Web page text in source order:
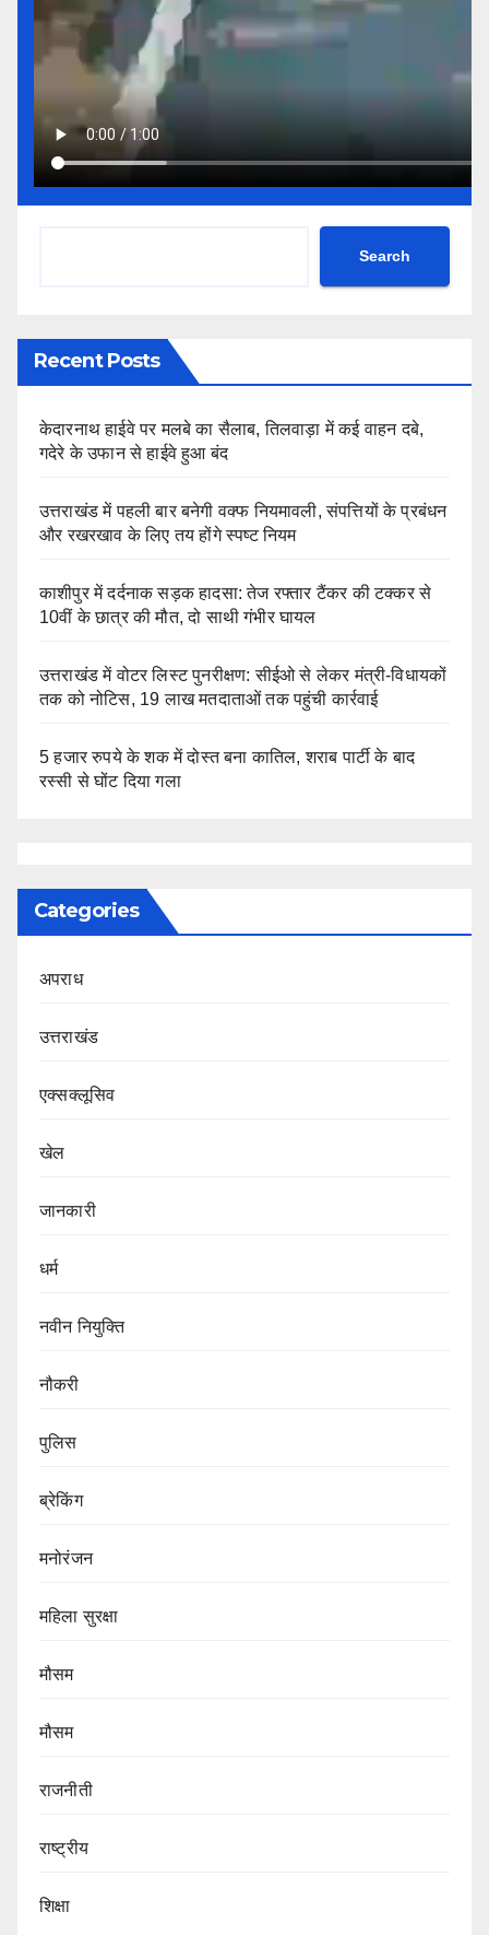
Search
Recent Posts
केदारनाथ हाईवे पर मलबे का सैलाब, तिलवाड़ा में कई वाहन दबे,
गदेरे के उफान से हाईवे हुआ बंद
उत्तराखंड में पहली बार बनेगी वक्फ नियमावली, संपत्तियों के प्रबंधन
और रखरखाव के लिए तय होंगे स्पष्ट नियम
काशीपुर में दर्दनाक सड़क हादसा: तेज रफ्तार टैंकर की टक्कर से
10वीं के छात्र की मौत, दो साथी गंभीर घायल
उत्तराखंड में वोटर लिस्ट पुनरीक्षण: सीईओ से लेकर मंत्री-विधायकों
तक को नोटिस, 19 लाख मतदाताओं तक पहुंची कार्रवाई
5 हजार रुपये के शक में दोस्त बना कातिल, शराब पार्टी के बाद
रस्सी से घोंट दिया गला
Categories
अपराध
उत्तराखंड
एक्सक्लूसिव
खेल
जानकारी
धर्म
नवीन नियुक्ति
नौकरी
पुलिस
ब्रेकिंग
मनोरंजन
महिला सुरक्षा
मौसम
मौसम
राजनीती
राष्ट्रीय
शिक्षा